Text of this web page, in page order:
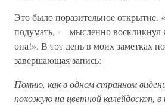
Это было поразительное открытие.
подумать, — мысленно
она!». В тот день в моих заметках
завершающая запись:
Помню, как в одном странном
похожую на цветной калейдоскоп,